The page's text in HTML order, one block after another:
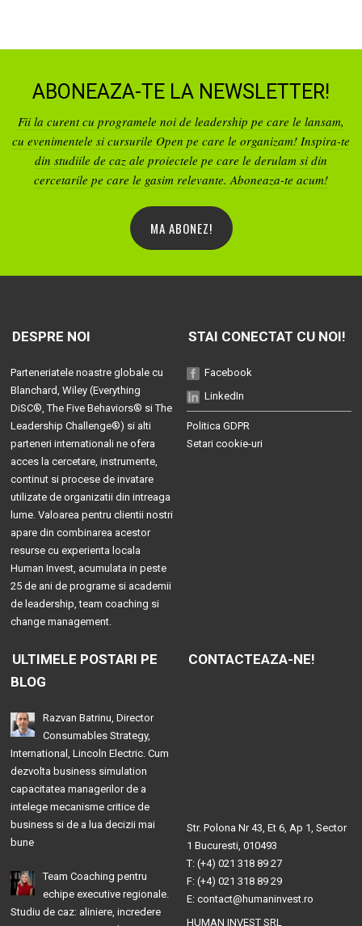
ABONEAZA-TE LA NEWSLETTER!
Fii la curent cu programele noi de leadership pe care le lansam,
cu evenimentele si cursurile Open pe care le organizam! Inspira-te
din studiile de caz ale proiectele pe care le derulam si din
cercetarile pe care le gasim relevante. Aboneaza-te acum!
MA ABONEZ!
DESPRE NOI
Parteneriatele noastre globale cu
Blanchard, Wiley (Everything
DiSC®,The Five Behaviors® siThe
Leadership Challenge®) si alti
parteneri internationali ne ofera
acces la cercetare, instrumente,
continut si procese de invatare
utilizate de organizatii din intreaga
lume. Valoarea pentru clientii nostri
apare din combinarea acestor
resurse cu experienta locala
Human Invest, acumulata in peste
25 de ani de programe si academii
de leadership, team coaching si
change management.
STAI CONECTAT CU NOI!
Facebook
LinkedIn
Politica GDPR
Setari cookie-uri
ULTIMELE POSTARI PE
BLOG
Razvan Batrinu, Director
Consumables Strategy,
International, Lincoln Electric. Cum
dezvolta business simulation
capacitatea managerilor de a
intelege mecanisme critice de
business si de a lua decizii mai
bune
Team Coaching pentru
echipe executive regionale.
Studiu de caz: aliniere, incredere
CONTACTEAZA-NE!
Str. Polona Nr 43, Et 6, Ap 1, Sector
1 Bucuresti, 010493
T: (+4) 021 318 89 27
F: (+4) 021 318 89 29
E: contact@humaninvest.ro
HUMAN INVEST SRL